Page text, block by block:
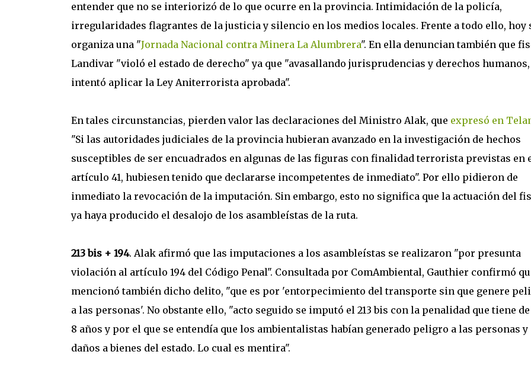
entender que no se interiorizó de lo que ocurre en la provincia. Intimidación de la policía,
irregularidades flagrantes de la justicia y silencio en los medios locales. Frente a todo ello, hoy
organiza una "Jornada Nacional contra Minera La Alumbrera". En ella denuncian también que
Landivar "violó el estado de derecho" ya que "avasallando jurisprudencias y derechos humanos,
intentó aplicar la Ley Aniterrorista aprobada".
En tales circunstancias, pierden valor las declaraciones del Ministro Alak, que expresó en
"Si las autoridades judiciales de la provincia hubieran avanzado en la investigación de hechos
susceptibles de ser encuadrados en algunas de las figuras con finalidad terrorista previstas en
artículo 41, hubiesen tenido que declararse incompetentes de inmediato". Por ello pidieron de
inmediato la revocación de la imputación. Sin embargo, esto no significa que la actuación del
ya haya producido el desalojo de los asambleístas de la ruta.
213 bis + 194. Alak afirmó que las imputaciones a los asambleístas se realizaron "por presunta
violación al artículo 194 del Código Penal". Consultada por ComAmbiental, Gauthier confirmó
mencionó también dicho delito, "que es por 'entorpecimiento del transporte sin que genere
a las personas'. No obstante ello, "acto seguido se imputó el 213 bis con la penalidad que tiene de
8 años y por el que se entendía que los ambientalistas habían generado peligro a las personas y
daños a bienes del estado. Lo cual es mentira".